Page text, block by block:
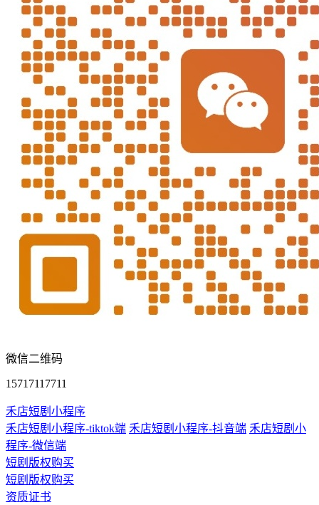
微信二维码
15717117711
禾店短剧小程序
禾店短剧小程序-tiktok端 禾店短剧小程序-抖音端 禾店短剧小
程序-微信端
短剧版权购买
短剧版权购买
资质证书